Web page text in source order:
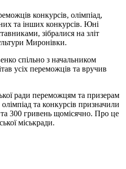
конкурсів, олімпіад,
та інших конкурсів. Юні
зібралися на зліт
Миронівки.
спільно з начальником
усіх переможців та вручив
ради переможцям та призерам
та конкурсів призначили
та 300 гривень щомісячно. Про це
міськради.